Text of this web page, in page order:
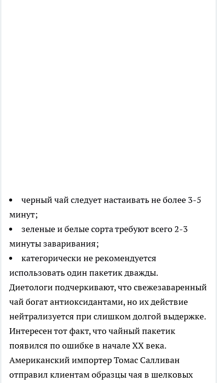
черный чай следует настаивать не более 3-5
минут;
зеленые и белые сорта требуют всего 2-3
минуты заваривания;
категорически не рекомендуется
использовать один пакетик дважды.
Диетологи подчеркивают, что свежезаваренный
чай богат антиоксидантами, но их действие
нейтрализуется при слишком долгой выдержке.
Интересен тот факт, что чайный пакетик
появился по ошибке в начале XX века.
Американский импортер Томас Салливан
отправил клиентам образцы чая в шелковых